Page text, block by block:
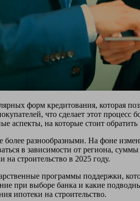
форм кредитования, которая
что сделает этот
аспекты, на которые стоит
разнообразными. На фоне
в зависимости от региона,
строительство в 2025 году.
программы поддержки,
при выборе банка и какие
ипотеки на строительство.